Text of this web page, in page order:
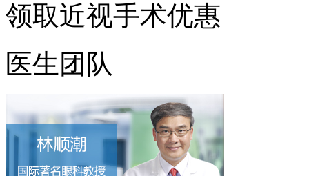
领取近视手术优惠
医生团队